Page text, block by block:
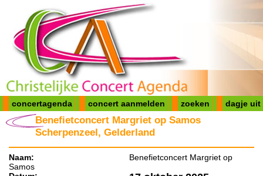
concertagenda concert aanmelden zoeken dagje uit
Benefietconcert Margriet op Samos
Scherpenzeel, Gelderland
Naam:
Benefietconcert Margriet op
Samos